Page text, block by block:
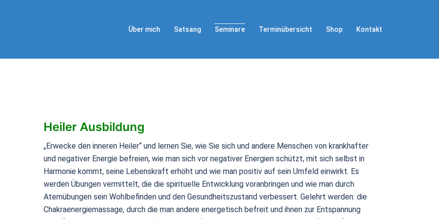
Über mich Satsang Seminare Terminübersicht Shop Kontakt
Heiler Ausbildung
„Erwecke den inneren Heiler“ und lernen Sie, wie Sie sich und andere Menschen von krankhafter
und negativer Energie befreien, wie man sich vor negativer Energien schützt, mit sich selbst in
Harmonie kommt, seine Lebenskraft erhöht und wie man positiv auf sein Umfeld einwirkt. Es
werden Übungen vermittelt, die die spirituelle Entwicklung voranbringen und wie man durch
Atemübungen sein Wohlbefinden und den Gesundheitszustand verbessert. Gelehrt werden: die
Chakraenergiemassage, durch die man andere energetisch befreit und ihnen zur Entspannung